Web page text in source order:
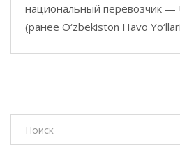
национальный перевозчик —
(ранее O‘zbekiston Havo